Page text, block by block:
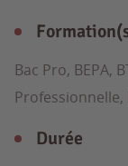
Bac Pro, BEPA,
Durée